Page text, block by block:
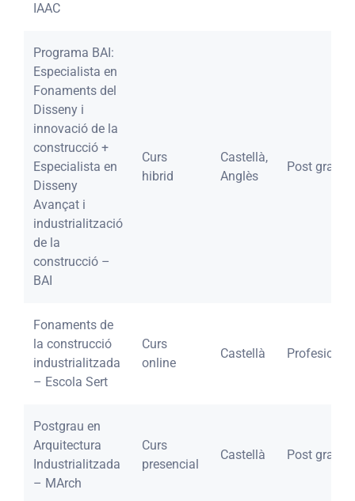
IAAC
Programa BAI:
Especialista en
Fonaments del
Disseny i
innovació de la
construcció +
Especialista en
Disseny
Avançat i
industrialització
de la
construcció –
BAI
Curs
hibrid
Castellà,
Anglès
Post grau
Fonaments de
la construcció
industrialitzada
– Escola Sert
Curs
online
Castellà Profesional
Postgrau en
Arquitectura
Industrialitzada
– MArch
Curs
presencial
Castellà Post grau